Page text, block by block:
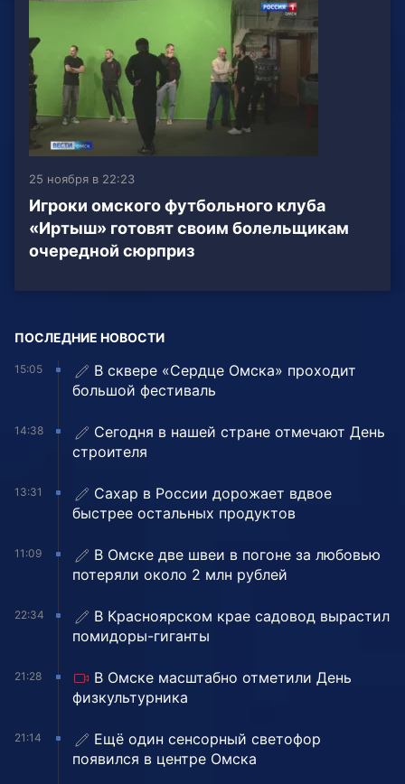
25 ноября в 22:23
Игроки омского футбольного клуба
«Иртыш» готовят своим болельщикам
очередной сюрприз
ПОСЛЕДНИЕ НОВОСТИ
15:05
В сквере «Сердце Омска» проходит
большой фестиваль
14:38
Сегодня в нашей стране отмечают День
строителя
13:31
Сахар в России дорожает вдвое
быстрее остальных продуктов
11:09
В Омске две швеи в погоне за любовью
потеряли около 2 млн рублей
22:34
В Красноярском крае садовод вырастил
помидоры-гиганты
21:28
В Омске масштабно отметили День
физкультурника
21:14
Ещё один сенсорный светофор
появился в центре Омска